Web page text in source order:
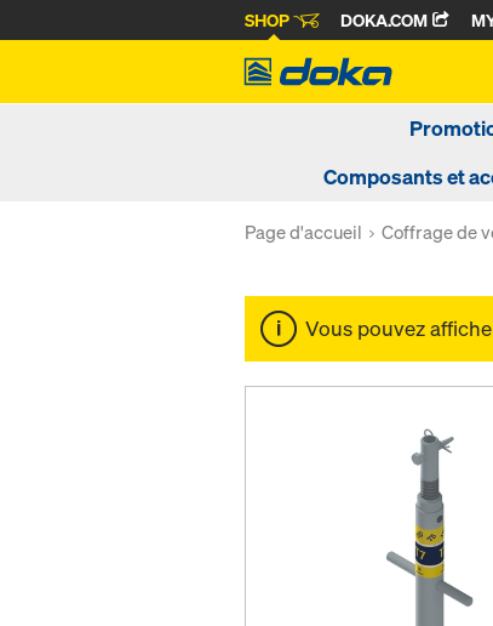
SHOP DOKA.COM
Composants et
Page d'accueil Coffrage de
Vous pouvez